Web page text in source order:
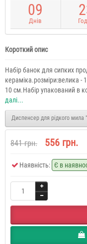
09
Днів
2
Короткий опис
Набір банок для сипких
кераміка.розміри:велика
10 см.Набір упакований в
далі...
Диспенсер для рідкого мила
841 грн. 556 грн.
Наявність: Є в